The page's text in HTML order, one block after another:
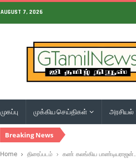
AUGUST 7, 2026
முகப்பு முக்கிய செய்திகள் அரசியல்
Breaking News
Home திரைப்படம் கண் கலங்கிய